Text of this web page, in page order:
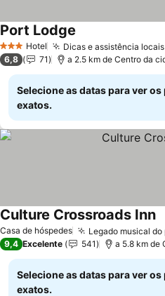
3 EstrelasHotel Dicas e assistência locais
Port Lodge
6,8 71 a 2.5 km de Centro da
Selecione as datas para ver
exatos.
Casa de hóspedes Legado musical
Culture Crossroads Inn
9,4 Excelente 541 a 5.8 km de
Selecione as datas para ver
exatos.